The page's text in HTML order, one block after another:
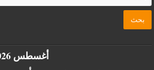
أغسطس 2026